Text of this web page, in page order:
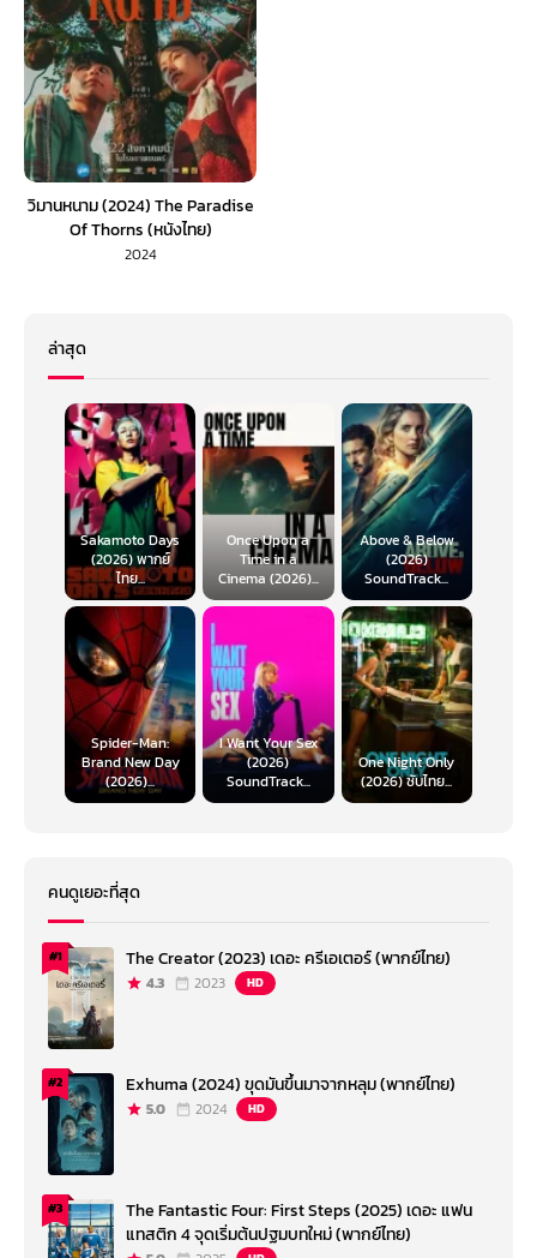
วิมานหนาม (2024) The Paradise
Of Thorns (หนังไทย)
2024
ล่าสุด
Sakamoto Days
(2026) พากย์
ไทย...
Once Upon a
Time in a
Cinema (2026)...
Above & Below
(2026)
SoundTrack...
Spider-Man:
Brand New Day
(2026)...
I Want Your Sex
(2026)
SoundTrack...
One Night Only
(2026) ซับไทย...
คนดูเยอะที่สุด
#1 The Creator (2023) เดอะ ครีเอเตอร์ (พากย์ไทย)
4.3 2023 HD
#2 Exhuma (2024) ขุดมันขึ้นมาจากหลุม (พากย์ไทย)
5.0 2024 HD
#3
The Fantastic Four: First Steps (2025) เดอะ แฟน
แทสติก 4 จุดเริ่มต้นปฐมบทใหม่ (พากย์ไทย)